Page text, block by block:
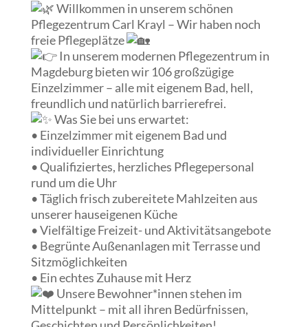
Willkommen in unserem schönen
Pflegezentrum Carl Krayl – Wir haben noch
freie Pflegeplätze
In unserem modernen Pflegezentrum in
Magdeburg bieten wir 106 großzügige
Einzelzimmer – alle mit eigenem Bad, hell,
freundlich und natürlich barrierefrei.
Was Sie bei uns erwartet:
• Einzelzimmer mit eigenem Bad und
individueller Einrichtung
• Qualifiziertes, herzliches Pflegepersonal
rund um die Uhr
• Täglich frisch zubereitete Mahlzeiten aus
unserer hauseigenen Küche
• Vielfältige Freizeit- und Aktivitätsangebote
• Begrünte Außenanlagen mit Terrasse und
Sitzmöglichkeiten
• Ein echtes Zuhause mit Herz
Unsere Bewohner*innen stehen im
Mittelpunkt – mit all ihren Bedürfnissen,